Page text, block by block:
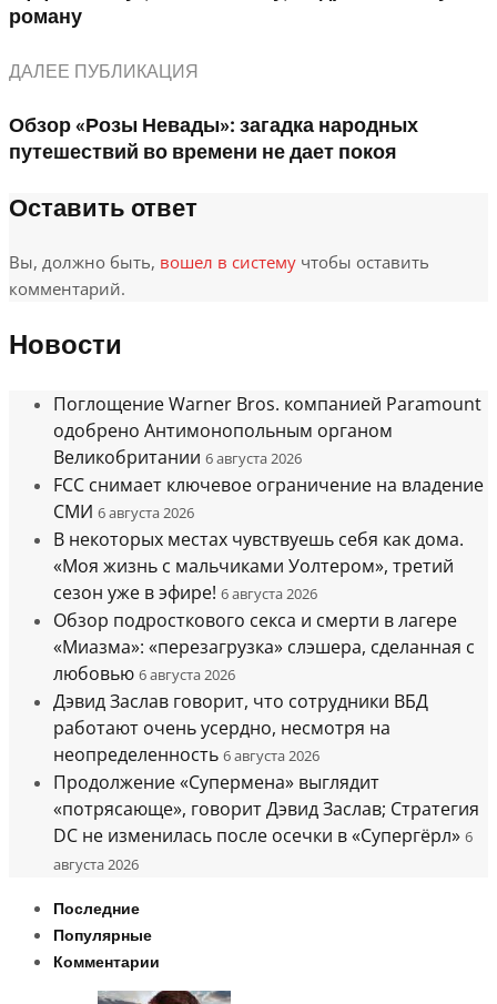
роману
ДАЛЕЕ ПУБЛИКАЦИЯ
Обзор «Розы Невады»: загадка народных
путешествий во времени не дает покоя
Оставить ответ
Вы, должно быть, вошел в систему чтобы оставить
комментарий.
Новости
Поглощение Warner Bros. компанией Paramount
одобрено Антимонопольным органом
Великобритании 6 августа 2026
FCC снимает ключевое ограничение на владение
СМИ 6 августа 2026
В некоторых местах чувствуешь себя как дома.
«Моя жизнь с мальчиками Уолтером», третий
сезон уже в эфире! 6 августа 2026
Обзор подросткового секса и смерти в лагере
«Миазма»: «перезагрузка» слэшера, сделанная с
любовью 6 августа 2026
Дэвид Заслав говорит, что сотрудники ВБД
работают очень усердно, несмотря на
неопределенность 6 августа 2026
Продолжение «Супермена» выглядит
«потрясающе», говорит Дэвид Заслав; Стратегия
DC не изменилась после осечки в «Супергёрл» 6
августа 2026
Последние
Популярные
Комментарии